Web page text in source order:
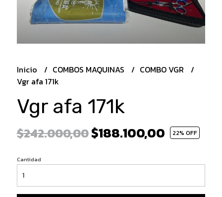
Inicio COMBOS MAQUINAS
COMBO VGR
Vgr afa 171k
Vgr afa 171k
$242.000,00$188.100,00 22% OFF
Cantidad